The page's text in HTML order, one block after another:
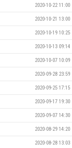
2020-10-22 11:00
2020-10-21 13:00
2020-10-19 10:25
2020-10-13 09:14
2020-10-07 10:09
2020-09-28 23:59
2020-09-25 17:15
2020-09-17 19:30
2020-09-07 14:30
2020-08-29 14:20
2020-08-28 13:03